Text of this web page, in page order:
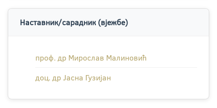
Наставник/сарадник (вјежбе)
проф. др Мирослав Малиновић
доц. др Јасна Гузијан